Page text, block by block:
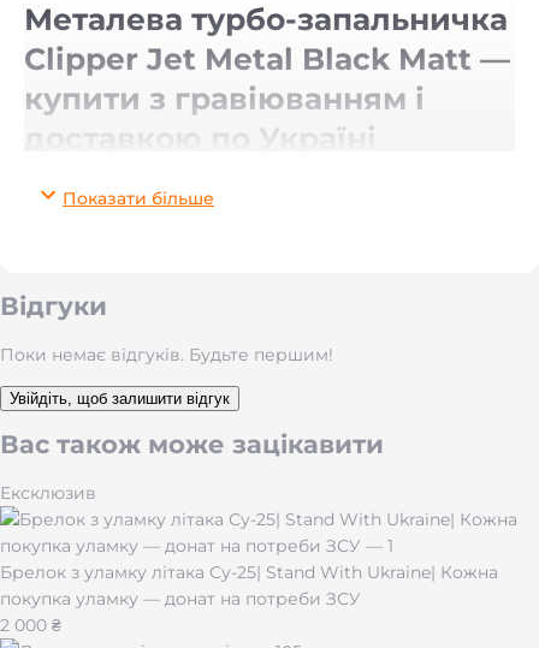
Металева турбо-запальничка
Clipper Jet Metal Black Matt —
купити з гравіюванням і
доставкою по Україні
Clipper Jet Metal Black Matt
чоловіків і жінок.
Завдяки потужномутурбо-полум’ю (jet flame)
можливістьбагаторазової заправки газом
Переваги Clipper Jet Metal Black
Matt
Повністю металева конструкція
якість і міцність.
Показати більше
Відгуки
Поки немає відгуків. Будьте першим!
Увійдіть, щоб залишити відгук
Вас також може зацікавити
Ексклюзив
Брелок з уламку літака Су-25| Stand With Ukraine| Кожна
покупка уламку — донат на потреби ЗСУ
2 000 ₴